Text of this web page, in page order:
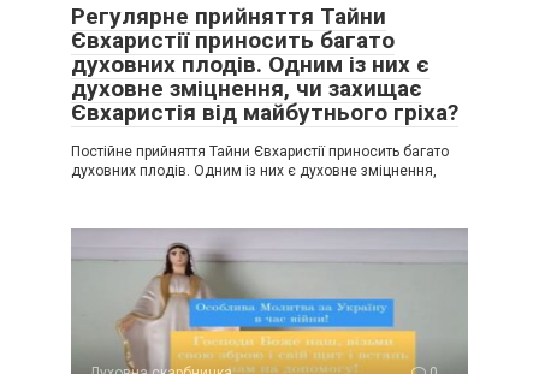
Регулярне прийняття Тайни
Євхаристії приносить багато
духовних плодів. Одним із них є
духовне зміцнення, чи захищає
Євхаристія від майбутнього гріха?
Постійне прийняття Тайни Євхаристії приносить багато
духовних плодів. Одним із них є духовне зміцнення,